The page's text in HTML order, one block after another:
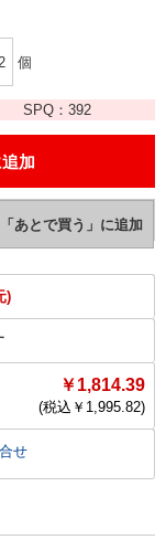
個
SPQ： 392
)
￥1,814.39
(税込￥ 1,995.82)
せ